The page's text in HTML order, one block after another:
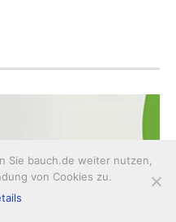
Sie bauch.de weiter nutzen,
von Cookies zu.